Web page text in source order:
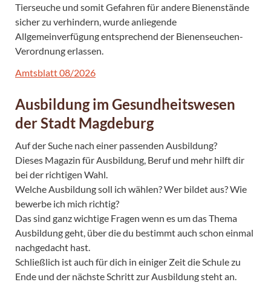
Tierseuche und somit Gefahren für andere Bienenstände
sicher zu verhindern, wurde anliegende
Allgemeinverfügung entsprechend der Bienenseuchen-
Verordnung erlassen.
Amtsblatt 08/2026
Ausbildung im Gesundheitswesen
der Stadt Magdeburg
Auf der Suche nach einer passenden Ausbildung?
Dieses Magazin für Ausbildung, Beruf und mehr hilft dir
bei der richtigen Wahl.
Welche Ausbildung soll ich wählen? Wer bildet aus? Wie
bewerbe ich mich richtig?
Das sind ganz wichtige Fragen wenn es um das Thema
Ausbildung geht, über die du bestimmt auch schon einmal
nachgedacht hast.
Schließlich ist auch für dich in einiger Zeit die Schule zu
Ende und der nächste Schritt zur Ausbildung steht an.